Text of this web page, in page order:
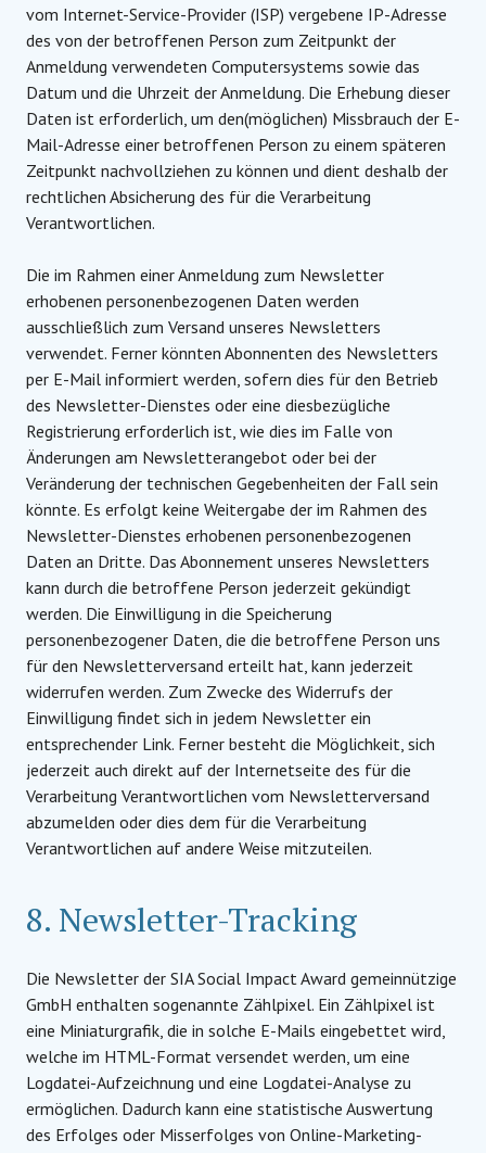
vom Internet-Service-Provider (ISP) vergebene IP-Adresse
des von der betroffenen Person zum Zeitpunkt der
Anmeldung verwendeten Computersystems sowie das
Datum und die Uhrzeit der Anmeldung. Die Erhebung dieser
Daten ist erforderlich, um den(möglichen) Missbrauch der E-
Mail-Adresse einer betroffenen Person zu einem späteren
Zeitpunkt nachvollziehen zu können und dient deshalb der
rechtlichen Absicherung des für die Verarbeitung
Verantwortlichen.
Die im Rahmen einer Anmeldung zum Newsletter
erhobenen personenbezogenen Daten werden
ausschließlich zum Versand unseres Newsletters
verwendet. Ferner könnten Abonnenten des Newsletters
per E-Mail informiert werden, sofern dies für den Betrieb
des Newsletter-Dienstes oder eine diesbezügliche
Registrierung erforderlich ist, wie dies im Falle von
Änderungen am Newsletterangebot oder bei der
Veränderung der technischen Gegebenheiten der Fall sein
könnte. Es erfolgt keine Weitergabe der im Rahmen des
Newsletter-Dienstes erhobenen personenbezogenen
Daten an Dritte. Das Abonnement unseres Newsletters
kann durch die betroffene Person jederzeit gekündigt
werden. Die Einwilligung in die Speicherung
personenbezogener Daten, die die betroffene Person uns
für den Newsletterversand erteilt hat, kann jederzeit
widerrufen werden. Zum Zwecke des Widerrufs der
Einwilligung findet sich in jedem Newsletter ein
entsprechender Link. Ferner besteht die Möglichkeit, sich
jederzeit auch direkt auf der Internetseite des für die
Verarbeitung Verantwortlichen vom Newsletterversand
abzumelden oder dies dem für die Verarbeitung
Verantwortlichen auf andere Weise mitzuteilen.
8. Newsletter-Tracking
Die Newsletter der SIA Social Impact Award gemeinnützige
GmbH enthalten sogenannte Zählpixel. Ein Zählpixel ist
eine Miniaturgrafik, die in solche E-Mails eingebettet wird,
welche im HTML-Format versendet werden, um eine
Logdatei-Aufzeichnung und eine Logdatei-Analyse zu
ermöglichen. Dadurch kann eine statistische Auswertung
des Erfolges oder Misserfolges von Online-Marketing-